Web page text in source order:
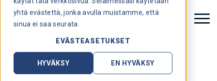
yhtä evästettä, jonka avulla muistamme, että
sinua ei saa seurata.
EVÄSTEASETUKSET
HYVÄKSY EN HYVÄKSY
OPPIMISMUOTOILU | KOULUTUSTEEMAT